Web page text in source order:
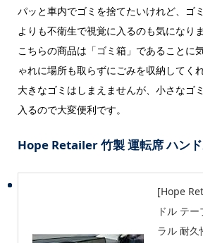
パッと車内でゴミを捨てたいけれど、ゴ
よりも不衛生で視覚に入るのも気になりま
こちらの商品は「ゴミ箱」であることに
ゃれに場所も取らずにごみを収納してく
大きなゴミはしまえませんが、小さなゴ
入るので大変便利です。
Hope Retailer 竹製 運転席 ハン
[Hope
ドル テ
ラル 耐久